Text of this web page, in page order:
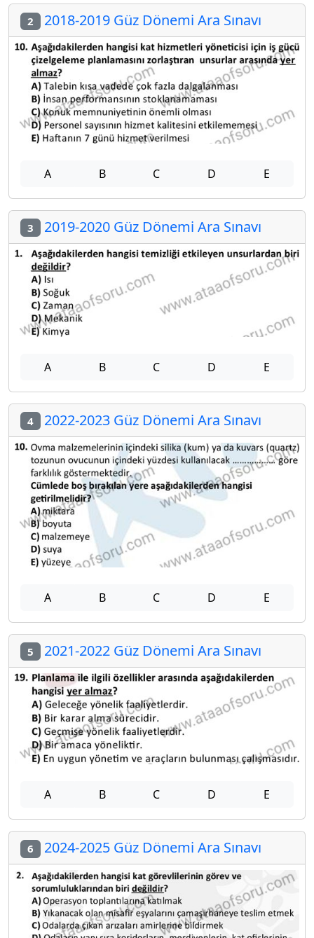
2 2018-2019 Güz Dönemi Ara Sınavı
A B C D E
3 2019-2020 Güz Dönemi Ara Sınavı
A B C D E
4 2022-2023 Güz Dönemi Ara Sınavı
A B C D E
5 2021-2022 Güz Dönemi Ara Sınavı
A B C D E
6 2024-2025 Güz Dönemi Ara Sınavı